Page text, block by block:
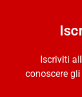
Iscriviti
conoscere